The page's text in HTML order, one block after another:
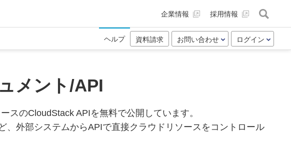
企業情報 採用情報
ヘルプ 資料請求 お問い合わせ ログイン
メント/API
スのCloudStack APIを無料で公開しています。
、外部システムからAPIで直接クラウドリソースをコントロール